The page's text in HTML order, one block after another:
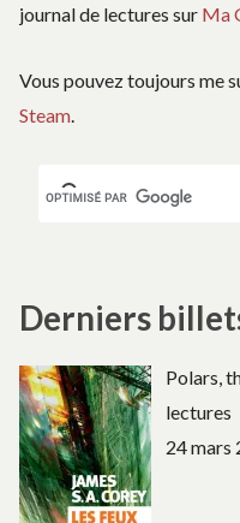
journal de lectures sur Ma
Vous pouvez toujours me
Steam.
Derniers
Polars,
lectures
24 mars